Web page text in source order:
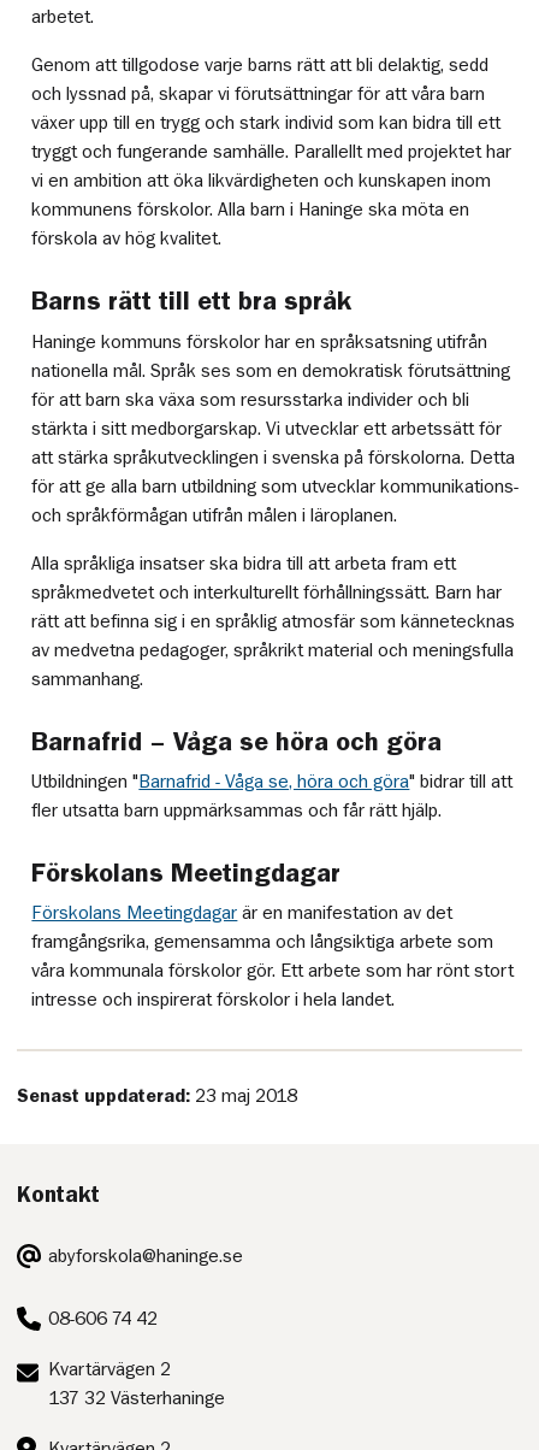
arbetet.
Genom att tillgodose varje barns rätt att bli delaktig, sedd
och lyssnad på, skapar vi förutsättningar för att våra barn
växer upp till en trygg och stark individ som kan bidra till ett
tryggt och fungerande samhälle. Parallellt med projektet har
vi en ambition att öka likvärdigheten och kunskapen inom
kommunens förskolor. Alla barn i Haninge ska möta en
förskola av hög kvalitet.
Barns rätt till ett bra språk
Haninge kommuns förskolor har en språksatsning utifrån
nationella mål. Språk ses som en demokratisk förutsättning
för att barn ska växa som resursstarka individer och bli
stärkta i sitt medborgarskap. Vi utvecklar ett arbetssätt för
att stärka språkutvecklingen i svenska på förskolorna. Detta
för att ge alla barn utbildning som utvecklar kommunikations-
och språkförmågan utifrån målen i läroplanen.
Alla språkliga insatser ska bidra till att arbeta fram ett
språkmedvetet och interkulturellt förhållningssätt. Barn har
rätt att befinna sig i en språklig atmosfär som kännetecknas
av medvetna pedagoger, språkrikt material och meningsfulla
sammanhang.
Barnafrid – Våga se höra och göra
Utbildningen " Barnafrid - Våga se, höra och göra" bidrar till att
fler utsatta barn uppmärksammas och får rätt hjälp.
Förskolans Meetingdagar
Förskolans Meetingdagar är en manifestation av det
framgångsrika, gemensamma och långsiktiga arbete som
våra kommunala förskolor gör. Ett arbete som har rönt stort
intresse och inspirerat förskolor i hela landet.
Senast uppdaterad: 23 maj 2018
Kontakt
E-
post:
abyforskola@haninge.se
Telefon:
08-606 74 42
Postadress:
Kvartärvägen 2
137 32 Västerhaninge
Besöksadress: